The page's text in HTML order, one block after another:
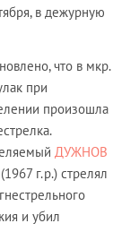
в дежурную
что в мкр.
при
произошла
ДУЖНОВ
г.р.) стрелял
и убил